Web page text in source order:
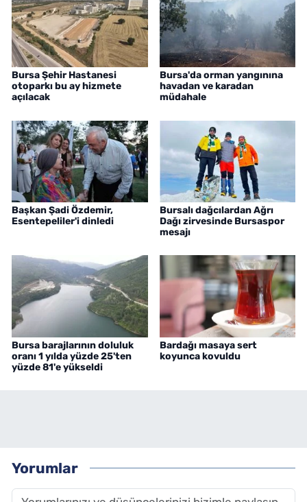
Bursa Şehir Hastanesi
otoparkı bu ay hizmete
açılacak
Bursa'da orman yangınına
havadan ve karadan
müdahale
Başkan Şadi Özdemir,
Esentepeliler'i dinledi
Bursalı dağcılardan Ağrı
Dağı zirvesinde Bursaspor
mesajı
Bursa barajlarının doluluk
oranı 1 yılda yüzde 25'ten
yüzde 81'e yükseldi
Bardağı masaya sert
koyunca kovuldu
Yorumlar